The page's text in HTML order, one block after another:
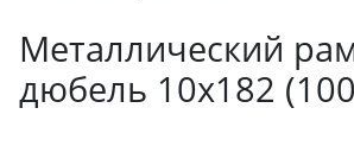
Металлический
дюбель 10х182